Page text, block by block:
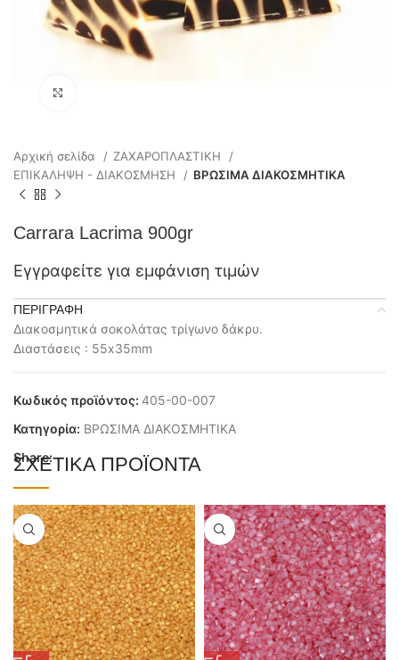
Αρχική σελίδα
ΖΑΧΑΡΟΠΛΑΣΤΙΚΗ
ΕΠΙΚΑΛΗΨΗ - ΔΙΑΚΟΣΜΗΣΗ
ΒΡΩΣΙΜΑ ΔΙΑΚΟΣΜΗΤΙΚΑ
Carrara Lacrima 900gr
Εγγραφείτε για εμφάνιση τιμών
ΠΕΡΙΓΡΑΦΉ
Διακοσμητικά σοκολάτας τρίγωνο δάκρυ.
Διαστάσεις : 55x35mm
Κωδικός προϊόντος: 405-00-007
Κατηγορία: ΒΡΩΣΙΜΑ ΔΙΑΚΟΣΜΗΤΙΚΑ
Share:
ΣΧΕΤΙΚΆ ΠΡΟΪΌΝΤΑ